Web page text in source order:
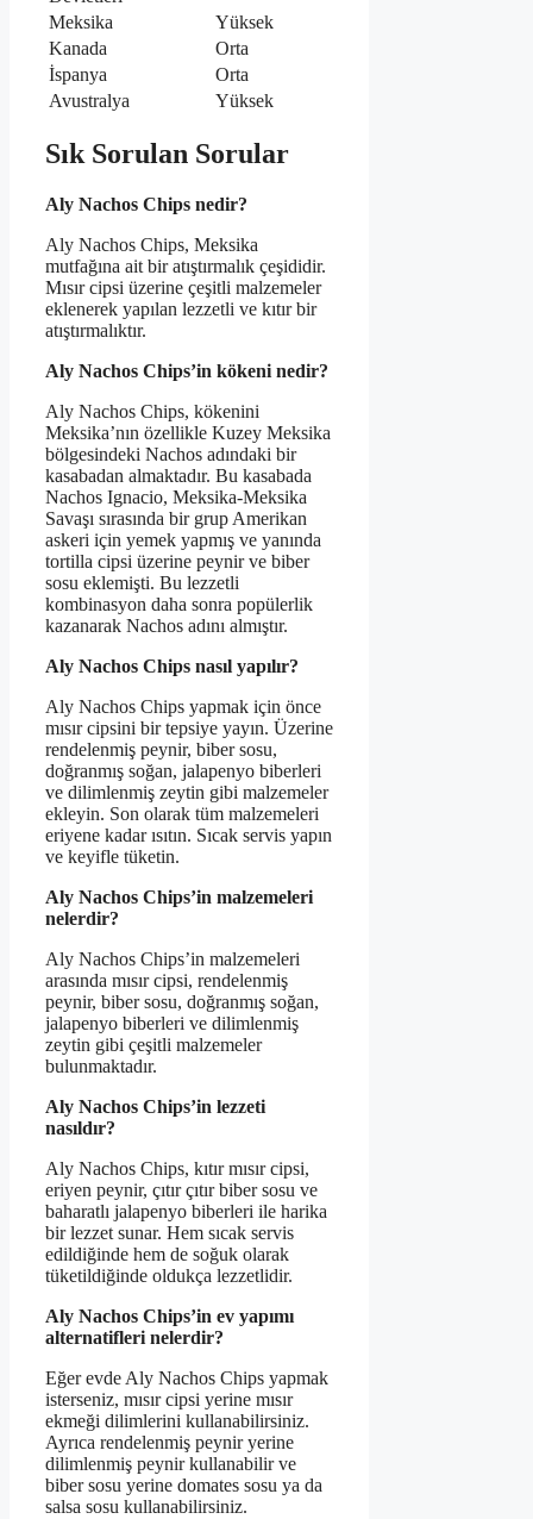
Meksika
Yüksek
Kanada
Orta
İspanya
Orta
Avustralya
Yüksek
Sık Sorulan Sorular
Aly Nachos Chips nedir?
Aly Nachos Chips, Meksika
mutfağına ait bir atıştırmalık çeşididir.
Mısır cipsi üzerine çeşitli malzemeler
eklenerek yapılan lezzetli ve kıtır bir
atıştırmalıktır.
Aly Nachos Chips’in kökeni nedir?
Aly Nachos Chips, kökenini
Meksika’nın özellikle Kuzey Meksika
bölgesindeki Nachos adındaki bir
kasabadan almaktadır. Bu kasabada
Nachos Ignacio, Meksika-Meksika
Savaşı sırasında bir grup Amerikan
askeri için yemek yapmış ve yanında
tortilla cipsi üzerine peynir ve biber
sosu eklemişti. Bu lezzetli
kombinasyon daha sonra popülerlik
kazanarak Nachos adını almıştır.
Aly Nachos Chips nasıl yapılır?
Aly Nachos Chips yapmak için önce
mısır cipsini bir tepsiye yayın. Üzerine
rendelenmiş peynir, biber sosu,
doğranmış soğan, jalapenyo biberleri
ve dilimlenmiş zeytin gibi malzemeler
ekleyin. Son olarak tüm malzemeleri
eriyene kadar ısıtın. Sıcak servis yapın
ve keyifle tüketin.
Aly Nachos Chips’in malzemeleri
nelerdir?
Aly Nachos Chips’in malzemeleri
arasında mısır cipsi, rendelenmiş
peynir, biber sosu, doğranmış soğan,
jalapenyo biberleri ve dilimlenmiş
zeytin gibi çeşitli malzemeler
bulunmaktadır.
Aly Nachos Chips’in lezzeti
nasıldır?
Aly Nachos Chips, kıtır mısır cipsi,
eriyen peynir, çıtır çıtır biber sosu ve
baharatlı jalapenyo biberleri ile harika
bir lezzet sunar. Hem sıcak servis
edildiğinde hem de soğuk olarak
tüketildiğinde oldukça lezzetlidir.
Aly Nachos Chips’in ev yapımı
alternatifleri nelerdir?
Eğer evde Aly Nachos Chips yapmak
isterseniz, mısır cipsi yerine mısır
ekmeği dilimlerini kullanabilirsiniz.
Ayrıca rendelenmiş peynir yerine
dilimlenmiş peynir kullanabilir ve
biber sosu yerine domates sosu ya da
salsa sosu kullanabilirsiniz.